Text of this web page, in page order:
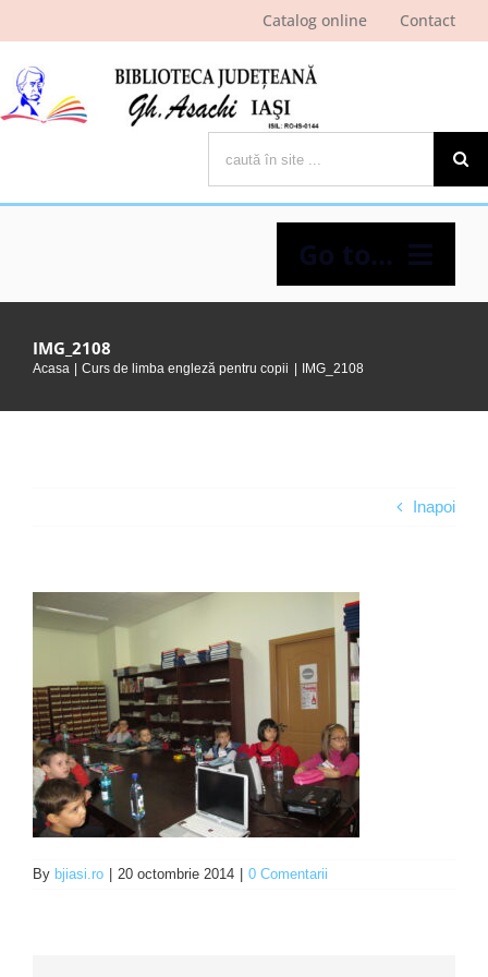
Catalog online Contact
Go to...
Despre bibliotecă
IMG_2108
Acasa Curs de limba engleză pentru copii IMG_2108
Inapoi
By bjiasi.ro 20 octombrie 2014 0 Comentarii